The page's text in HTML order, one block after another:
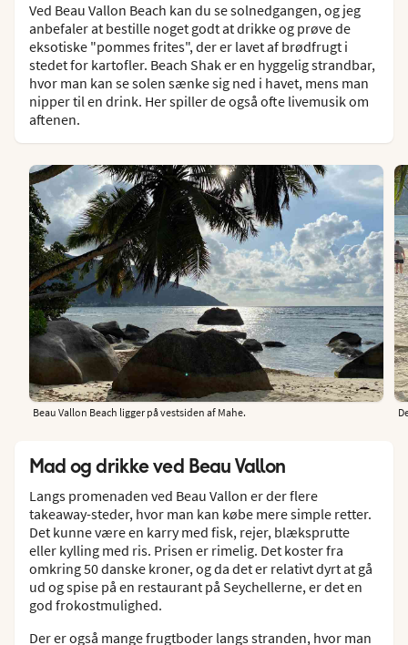
Ved Beau Vallon Beach kan du se solnedgangen, og jeg
anbefaler at bestille noget godt at drikke og prøve de
eksotiske "pommes frites", der er lavet af brødfrugt i
stedet for kartofler. Beach Shak er en hyggelig strandbar,
hvor man kan se solen sænke sig ned i havet, mens man
nipper til en drink. Her spiller de også ofte livemusik om
aftenen.
Beau Vallon Beach ligger på vestsiden af Mahe.
Mad og drikke ved Beau Vallon
Langs promenaden ved Beau Vallon er der flere
takeaway-steder, hvor man kan købe mere simple retter.
Det kunne være en karry med fisk, rejer, blæksprutte
eller kylling med ris. Prisen er rimelig. Det koster fra
omkring 50 danske kroner, og da det er relativt dyrt at gå
ud og spise på en restaurant på Seychellerne, er det en
god frokostmulighed.
Der er også mange frugtboder langs stranden, hvor man